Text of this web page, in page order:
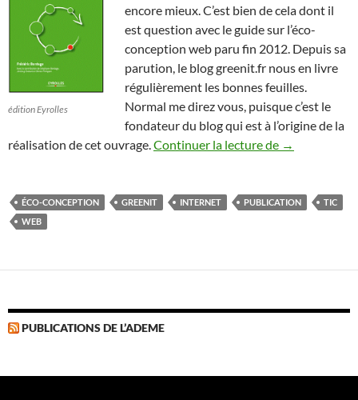
édition Eyrolles
encore mieux. C’est bien de cela dont il
est question avec le guide sur l’éco-
conception web paru fin 2012. Depuis sa
parution, le blog greenit.fr nous en livre
régulièrement les bonnes feuilles.
Normal me direz vous, puisque c’est le
fondateur du blog qui est à l’origine de la
réalisation de cet ouvrage.Continuer la lecture de Un guide
→
ÉCO-CONCEPTION GREENIT INTERNET PUBLICATION
TIC
WEB
PUBLICATIONS DE L’ADEME